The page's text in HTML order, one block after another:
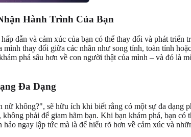
Hành Trình Của Bạn
dẫn và cảm xúc của bạn có thể thay đổi và phát
mình thay đổi giữa các nhãn như song tính, toàn tính
phá sâu hơn về con người thật của mình – và đó là
Đa Dạng
không?", sẽ hữu ích khi biết rằng có một sự đa dạng
phải để giam hãm bạn. Khi bạn khám phá, bạn
ngay lập tức mà là để hiểu rõ hơn về cảm xúc và